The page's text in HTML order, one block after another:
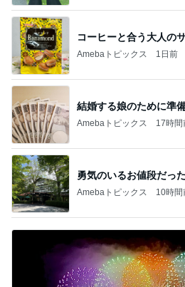
コーヒーと合う大人の
Amebaトピックス 1日前
結婚する娘のために準
Amebaトピックス 17時間
勇気のいるお値段だっ
Amebaトピックス 10時間